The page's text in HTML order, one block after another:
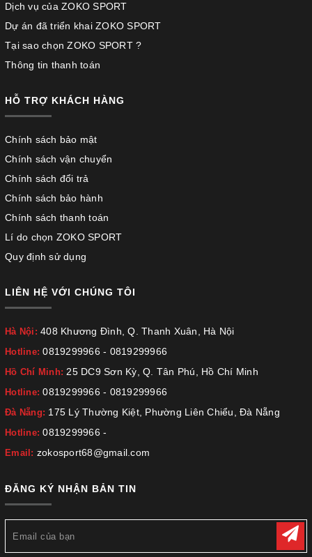
Dịch vụ của ZOKO SPORT
Dự án đã triển khai ZOKO SPORT
Tại sao chọn ZOKO SPORT ?
Thông tin thanh toán
HỖ TRỢ KHÁCH HÀNG
Chính sách bảo mật
Chính sách vận chuyển
Chính sách đổi trả
Chính sách bảo hành
Chính sách thanh toán
Lí do chọn ZOKO SPORT
Quy định sử dụng
LIÊN HỆ VỚI CHÚNG TÔI
Hà Nội: 408 Khương Đình, Q. Thanh Xuân, Hà Nội
Hotline:0819299966 - 0819299966
Hồ Chí Minh:25 DC9 Sơn Kỳ, Q. Tân Phú, Hồ Chí Minh
Hotline:0819299966 - 0819299966
Đà Nẵng: 175 Lý Thường Kiệt, Phường Liên Chiểu, Đà Nẵng
Hotline:0819299966 -
Email: zokosport68@gmail.com
ĐĂNG KÝ NHẬN BẢN TIN